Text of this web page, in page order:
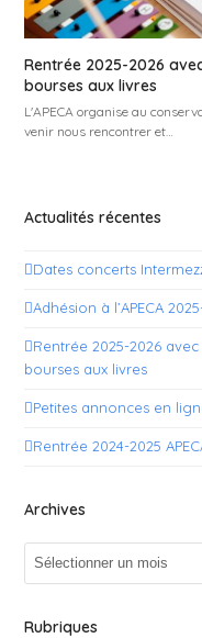
Rentrée 2025-2026
bourses aux livres
L'APECA organise au
venir nous rencontrer et…
Actualités récentes
Dates concerts
Adhésion à l’APECA
Rentrée 2025-2026
bourses aux livres
Petites annonces en
Rentrée 2024-2025
Archives
Archives
Rubriques